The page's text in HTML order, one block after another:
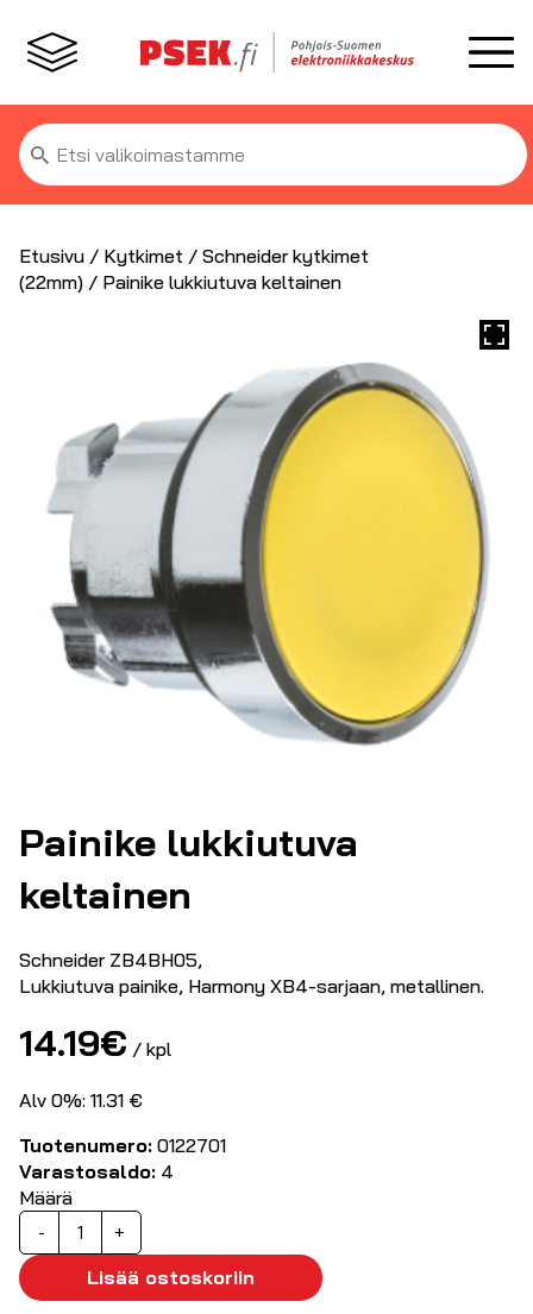
Etsi:
Etusivu / Kytkimet / Schneider kytkimet
(22mm) / Painike lukkiutuva keltainen
Painike lukkiutuva
keltainen
Schneider ZB4BH05,
Lukkiutuva painike, Harmony XB4-sarjaan, metallinen.
14.19€ / kpl
Alv 0%: 11.31 €
Tuotenumero: 0122701
Varastosaldo: 4
Määrä
-
Painike
lukkiutuva
keltainen
määrä
+
Lisää ostoskoriin